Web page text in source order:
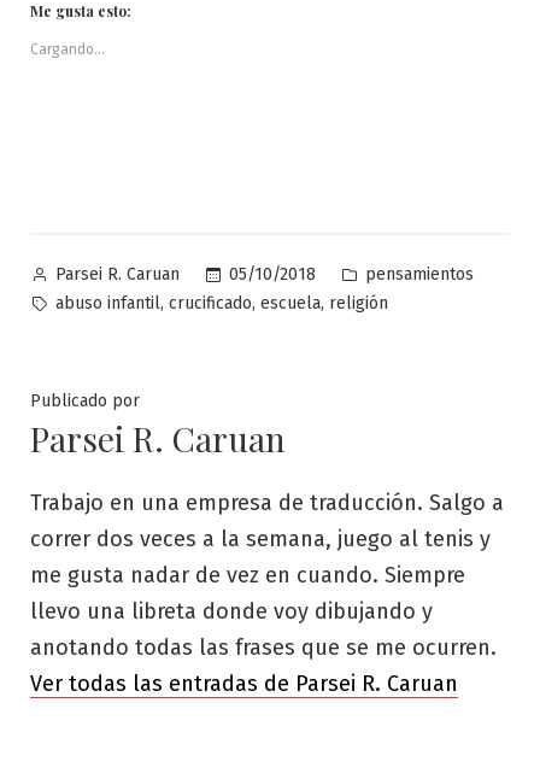
Me gusta esto:
Cargando...
Publicado
por
Parsei R. Caruan 05/10/2018
Publicado
en
pensamientos
Etiquetas:
abuso infantil, crucificado, escuela, religión
Publicado por
Parsei R. Caruan
Trabajo en una empresa de traducción. Salgo a
correr dos veces a la semana, juego al tenis y
me gusta nadar de vez en cuando. Siempre
llevo una libreta donde voy dibujando y
anotando todas las frases que se me ocurren.
Ver todas las entradas de Parsei R. Caruan